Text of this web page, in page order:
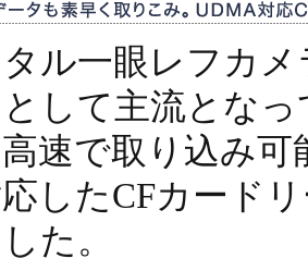
ル一眼レフカ
として主流とな
高速で取り込み
したCFカード
た。